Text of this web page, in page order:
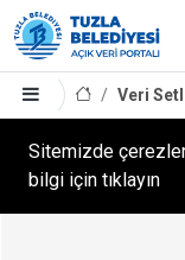
Veri
Sitemizde
bilgi için tıklayın